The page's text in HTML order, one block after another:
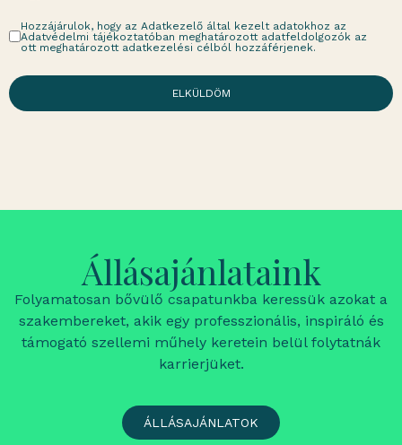
Hozzájárulok, hogy az Adatkezelő által kezelt adatokhoz az
Adatvédelmi tájékoztatóban meghatározott adatfeldolgozók az
ott meghatározott adatkezelési célból hozzáférjenek.
ELKÜLDÖM
Állásajánlataink
Folyamatosan bővülő csapatunkba keressük azokat a
szakembereket, akik egy professzionális, inspiráló és
támogató szellemi műhely keretein belül folytatnák
karrierjüket.
ÁLLÁSAJÁNLATOK